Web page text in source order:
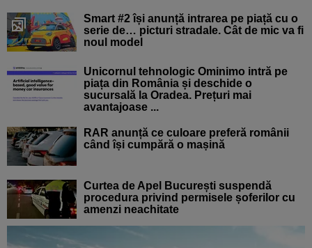
Smart #2 își anunță intrarea pe piață cu o
serie de… picturi stradale. Cât de mic va fi
noul model
Unicornul tehnologic Ominimo intră pe
piața din România și deschide o
sucursală la Oradea. Prețuri mai
avantajoase ...
RAR anunță ce culoare preferă românii
când își cumpără o mașină
Curtea de Apel București suspendă
procedura privind permisele șoferilor cu
amenzi neachitate